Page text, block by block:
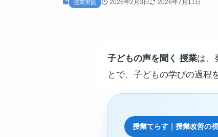
授業実践 2026年2月3日 2026年7月11日
子どもの声を聞く 授業は、
とで、子どもの学びの過程
授業てらす｜授業改善の